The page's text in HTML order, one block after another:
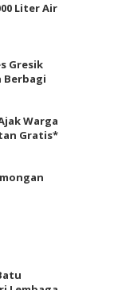
Liter Air
Gresik
Berbagi
Warga
Gratis*